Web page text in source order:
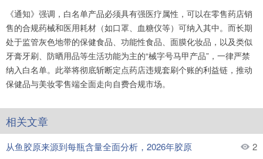
《通知》强调，白名单产品必须具有强医疗属性，可以在零售药店销
售的合规药械和医用耗材（如口罩、血糖仪等）可纳入其中。而长期
处于监管灰色地带的保健食品、功能性食品、面膜化妆品，以及类似
牙膏牙刷、防晒用品等生活功能为主的“械字号马甲产品”，一律严禁
纳入白名单。此举将彻底斩断定点药店违规套刷个账的利益链，推动
保健品与美妆零售端全面走向自费合规市场。
相关文章
从鱼胶原来源到每瓶含量全面分析，2026年胶原 2